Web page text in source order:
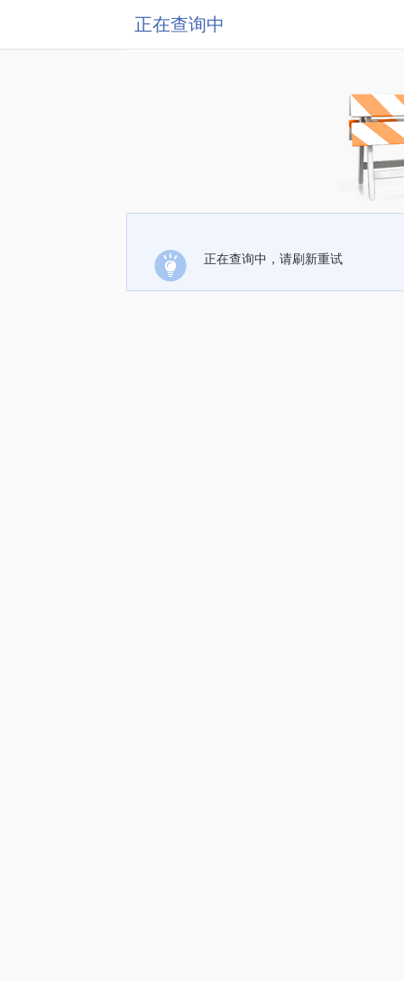
正在查询中
正在查询中，请刷新重试